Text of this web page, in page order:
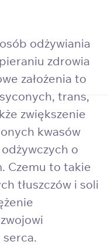
odżywiania
zdrowia
założenia to
trans,
zwiększenie
kwasów
o
Czemu to takie
tłuszczów i soli